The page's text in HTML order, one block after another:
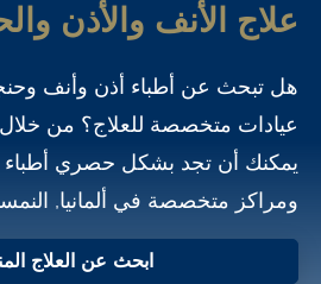
علاج الأنف والأذن
هل تبحث عن أطباء أذن وأنف
يمكنك أن تجد بشكل حصري أطباء
ومراكز متخصصة في ألمانيا,
ابحث عن العلاج